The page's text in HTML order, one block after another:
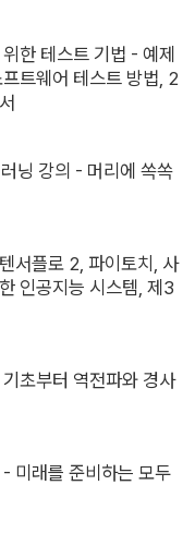
한 테스트 기법 - 예제
트웨어 테스트 방법, 2
닝 강의 - 머리에 쏙쏙
서플로 2, 파이토치, 사
인공지능 시스템, 제3
초부터 역전파와 경사
미래를 준비하는 모두